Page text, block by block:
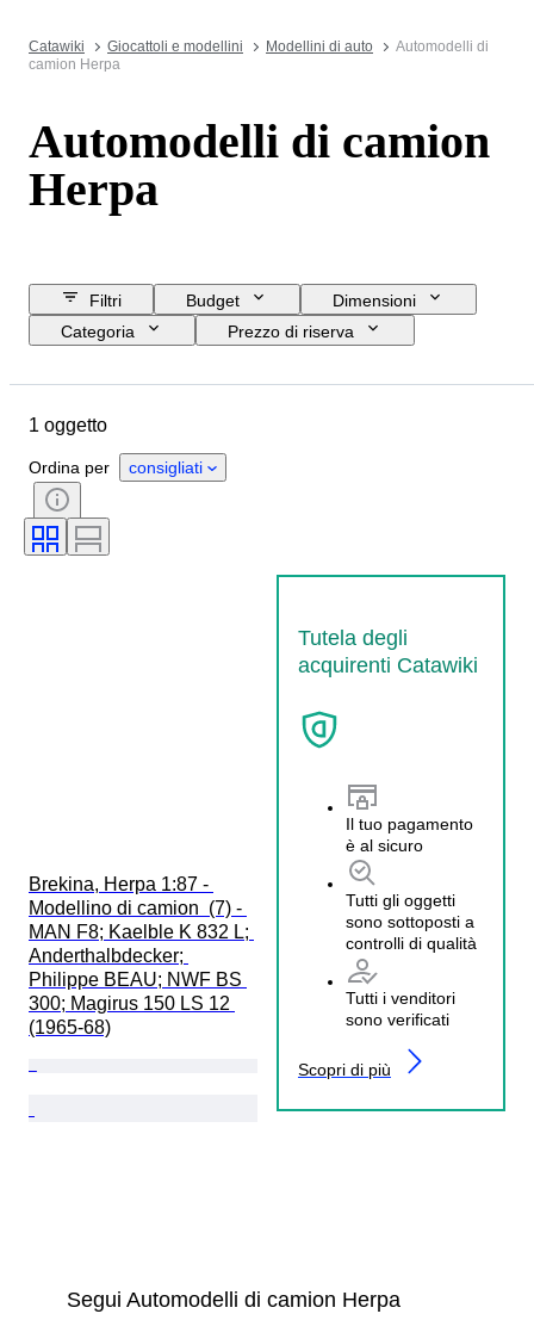
Catawiki Giocattoli e modellini Modellini di auto
Automodelli di
camion Herpa
Automodelli di camion
Herpa
Filtri Budget
Dimensioni
Categoria
Prezzo di riserva
Condizioni
Colore
Epoca
1 oggetto
Ordina per consigliati
Brekina, Herpa 1:87 -
Modellino di camion  (7) -
MAN F8; Kaelble K 832 L;
Anderthalbdecker;
Philippe BEAU; NWF BS
300; Magirus 150 LS 12
(1965-68)
Tutela degli
acquirenti Catawiki
Il tuo pagamento
è al sicuro
Tutti gli oggetti
sono sottoposti a
controlli di qualità
Tutti i venditori
sono verificati
Scopri di più
Segui Automodelli di camion Herpa